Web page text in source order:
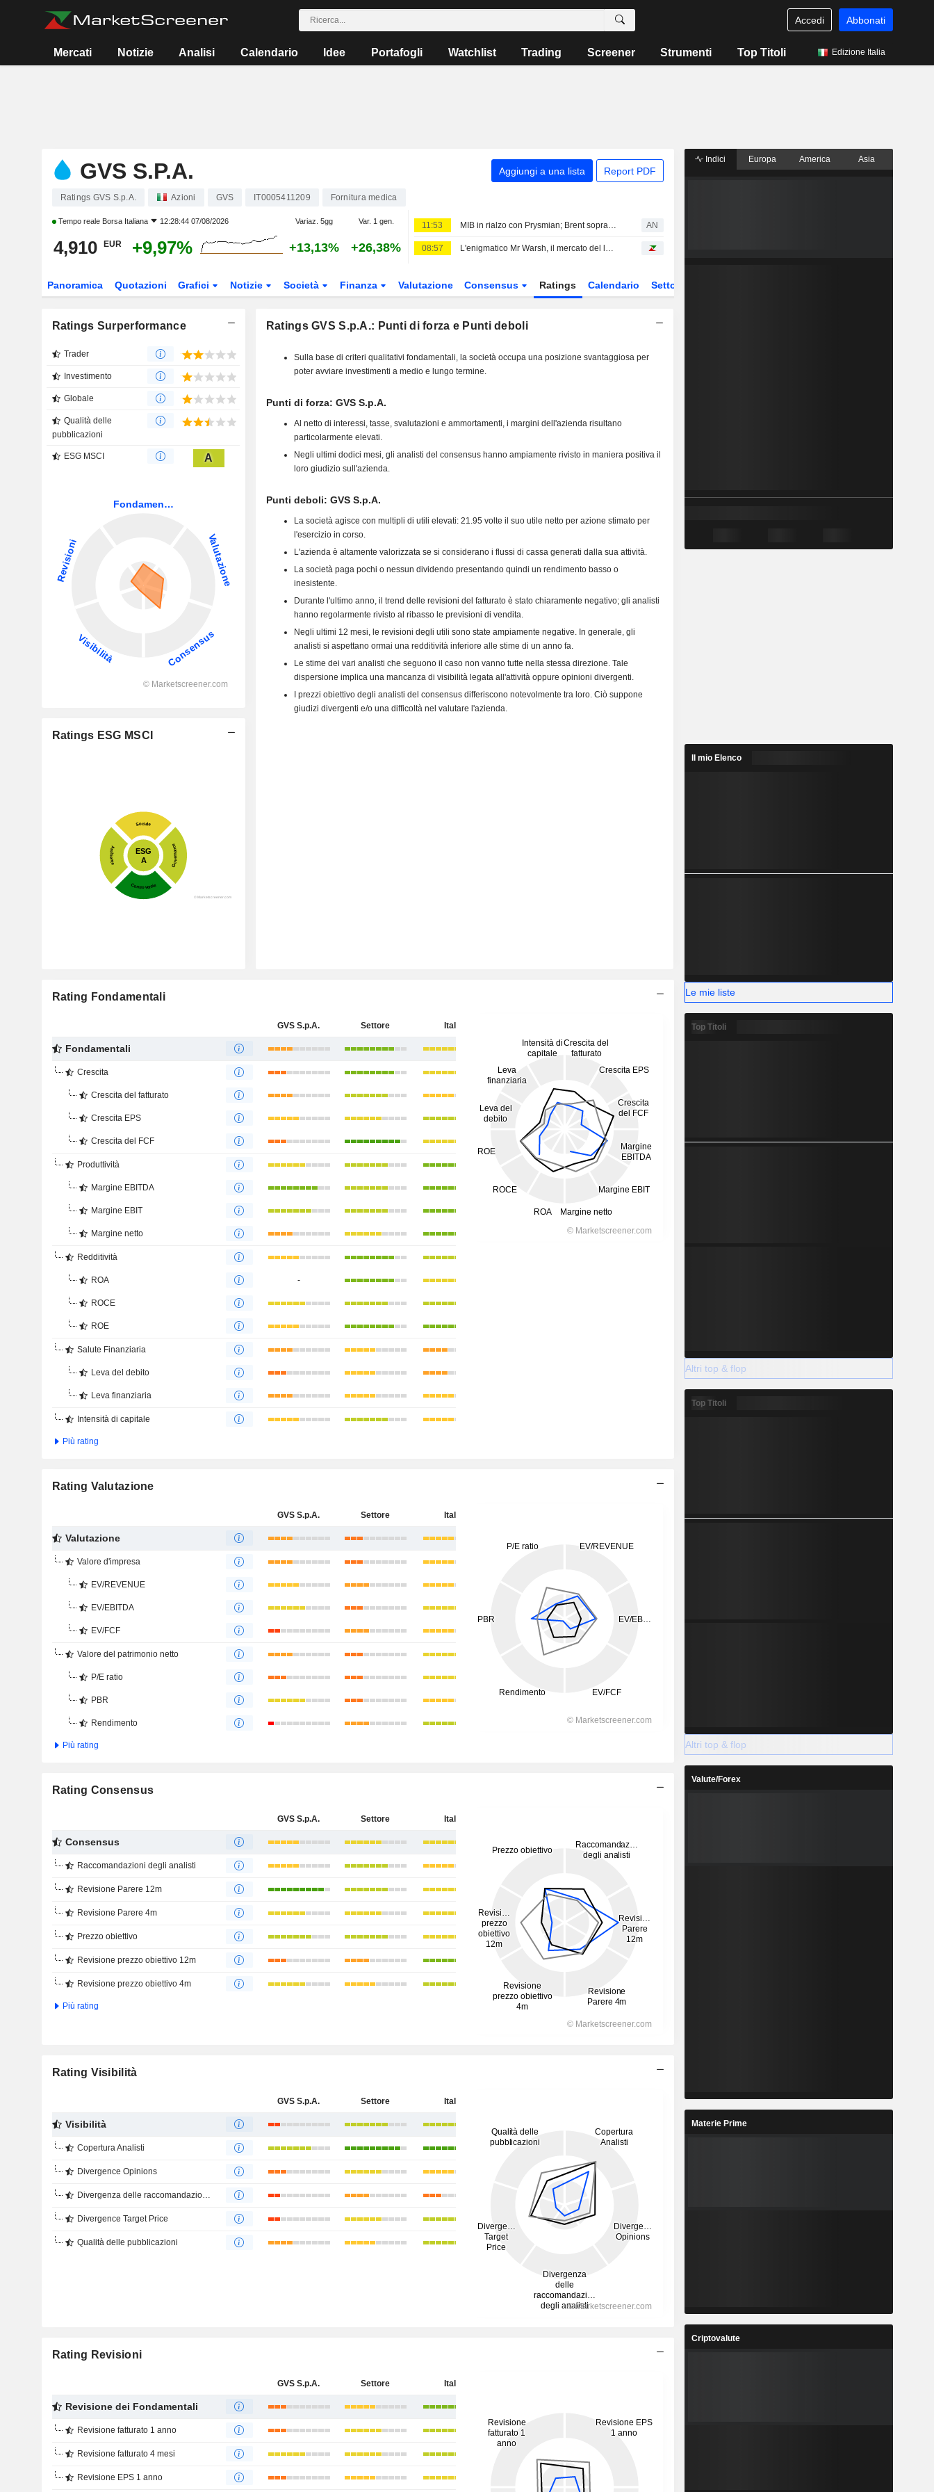
Accedi Abbonati
Mercati Notizie Analisi Calendario Idee Portafogli Watchlist Trading Screener Strumenti Top Titoli Edizione Italia
GVS S.P.A. Aggiungi a una lista Report PDF
Ratings GVS S.p.A. Azioni GVS IT0005411209 Fornitura medica
Tempo reale Borsa Italiana 12:28:44 07/08/2026 Variaz. 5gg Var. 1 gen.
4,910 EUR +9,97% +13,13% +26,38%
11:53 MIB in rialzo con Prysmian; Brent sopra USD80 AN
08:57 L'enigmatico Mr Warsh, il mercato del lavoro e i tassi d'interesse
Panoramica Quotazioni Grafici Notizie Società Finanza Valutazione Consensus Ratings Calendario Settore
Ratings Surperformance
Trader
Investimento
Globale
Qualità delle
pubblicazioni
ESG MSCI A
Ratings ESG MSCI
Ratings GVS S.p.A.: Punti di forza e Punti deboli
Sulla base di criteri qualitativi fondamentali, la società occupa una posizione svantaggiosa per
poter avviare investimenti a medio e lungo termine.
Punti di forza: GVS S.p.A.
Al netto di interessi, tasse, svalutazioni e ammortamenti, i margini dell'azienda risultano
particolarmente elevati.
Negli ultimi dodici mesi, gli analisti del consensus hanno ampiamente rivisto in maniera positiva il
loro giudizio sull'azienda.
Punti deboli: GVS S.p.A.
La società agisce con multipli di utili elevati: 21.95 volte il suo utile netto per azione stimato per
l'esercizio in corso.
L'azienda è altamente valorizzata se si considerano i flussi di cassa generati dalla sua attività.
La società paga pochi o nessun dividendo presentando quindi un rendimento basso o
inesistente.
Durante l'ultimo anno, il trend delle revisioni del fatturato è stato chiaramente negativo; gli analisti
hanno regolarmente rivisto al ribasso le previsioni di vendita.
Negli ultimi 12 mesi, le revisioni degli utili sono state ampiamente negative. In generale, gli
analisti si aspettano ormai una redditività inferiore alle stime di un anno fa.
Le stime dei vari analisti che seguono il caso non vanno tutte nella stessa direzione. Tale
dispersione implica una mancanza di visibilità legata all'attività oppure opinioni divergenti.
I prezzi obiettivo degli analisti del consensus differiscono notevolmente tra loro. Ciò suppone
giudizi divergenti e/o una difficoltà nel valutare l'azienda.
Rating Fondamentali
GVS S.p.A. Settore Italia
Fondamentali
Crescita
Crescita del fatturato
Crescita EPS
Crescita del FCF
Produttività
Margine EBITDA
Margine EBIT
Margine netto
Redditività
ROA -
ROCE
ROE
Salute Finanziaria
Leva del debito
Leva finanziaria
Intensità di capitale
Più rating
Rating Valutazione
GVS S.p.A. Settore Italia
Valutazione
Valore d'impresa
EV/REVENUE
EV/EBITDA
EV/FCF
Valore del patrimonio netto
P/E ratio
PBR
Rendimento
Più rating
Rating Consensus
GVS S.p.A. Settore Italia
Consensus
Raccomandazioni degli analisti
Revisione Parere 12m
Revisione Parere 4m
Prezzo obiettivo
Revisione prezzo obiettivo 12m
Revisione prezzo obiettivo 4m
Più rating
Rating Visibilità
GVS S.p.A. Settore Italia
Visibilità
Copertura Analisti
Divergence Opinions
Divergenza delle raccomandazioni degli analisti
Divergence Target Price
Qualità delle pubblicazioni
Rating Revisioni
GVS S.p.A. Settore Italia
Revisione dei Fondamentali
Revisione fatturato 1 anno
Revisione fatturato 4 mesi
Revisione EPS 1 anno
Indici Europa America Asia
Il mio Elenco
Le mie liste
Top Titoli
Altri top & flop
Top Titoli
Altri top & flop
Valute/Forex
Materie Prime
Criptovalute